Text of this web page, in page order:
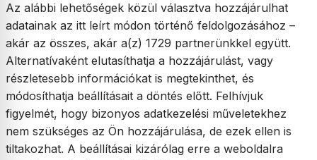
Az alábbi lehetőségek közül választva hozzájárulhat
adatainak az itt leírt módon történő feldolgozásához –
akár az összes, akár a(z) 1729 partnerünkkel együtt.
Alternatívaként elutasíthatja a hozzájárulást, vagy
részletesebb információkat is megtekinthet, és
módosíthatja beállításait a döntés előtt. Felhívjuk
figyelmét, hogy bizonyos adatkezelési műveletekhez
nem szükséges az Ön hozzájárulása, de ezek ellen is
tiltakozhat. A beállításai kizárólag erre a weboldalra